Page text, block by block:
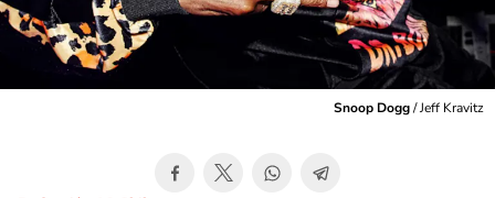
Snoop Dogg/Jeff Kravitz